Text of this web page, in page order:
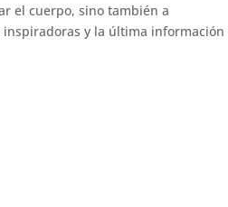
el cuerpo, sino también a
y la última información